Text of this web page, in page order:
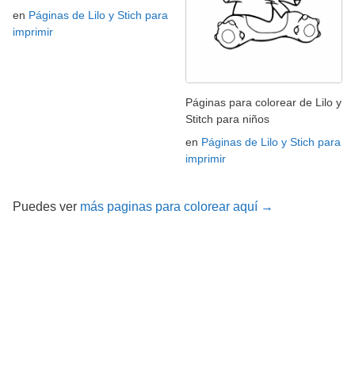
en Páginas de Lilo y Stich para
imprimir
Páginas para colorear de Lilo y
Stitch para niños
en Páginas de Lilo y Stich para
imprimir
Puedes ver más paginas para colorear aquí →